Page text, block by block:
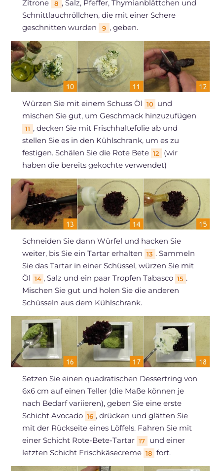
Zitrone 8 , Salz, Pfeffer, Thymianblättchen und
Schnittlauchröllchen, die mit einer Schere
geschnitten wurden
9 , geben.
Würzen Sie mit einem Schuss Öl 10 und
mischen Sie gut, um Geschmack hinzuzufügen
11 , decken Sie mit Frischhaltefolie ab und
stellen Sie es in den Kühlschrank, um es zu
festigen. Schälen Sie die Rote Bete 12
(wir
haben die bereits gekochte verwendet)
Schneiden Sie dann Würfel und hacken Sie
weiter, bis Sie ein Tartar erhalten 13 . Sammeln
Sie das Tartar in einer Schüssel, würzen Sie mit
Öl 14 , Salz und ein paar Tropfen Tabasco 15 .
Mischen Sie gut und holen Sie die anderen
Schüsseln aus dem Kühlschrank.
Setzen Sie einen quadratischen Dessertring von
6x6 cm auf einen Teller (die Maße können je
nach Bedarf variieren), geben Sie eine erste
Schicht Avocado 16 , drücken und glätten Sie
mit der Rückseite eines Löffels. Fahren Sie mit
einer Schicht Rote-Bete-Tartar 17
und einer
letzten Schicht Frischkäsecreme 18 fort.